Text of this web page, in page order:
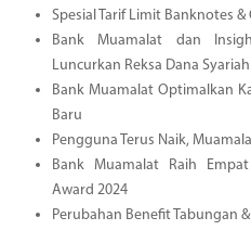
Spesial Tarif Limit Banknotes
Bank Muamalat dan
Luncurkan Reksa Dana
Bank Muamalat Optimalkan
Baru
Pengguna Terus Naik,
Bank Muamalat Raih
Award 2024
Perubahan Benefit Tabungan